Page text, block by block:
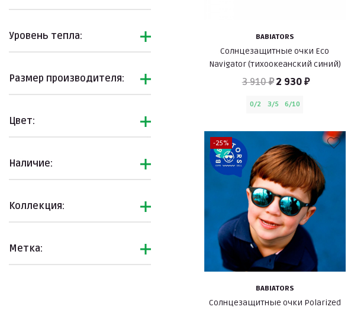
Уровень тепла:
Размер производителя:
Цвет:
Наличие:
Коллекция:
Метка:
BABIATORS
Солнцезащитные очки Eco
Navigator (тихоокеанский синий)
3 910 ₽ 2 930 ₽
0/2 3/5 6/10
-25%
BABIATORS
Солнцезащитные очки Polarized